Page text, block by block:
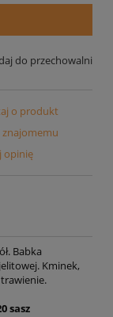
do przechowalni
o produkt
znajomemu
opinię
Babka
Kminek,
sasz